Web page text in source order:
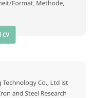
Format, Methode,
CV
Technology Co., Ltd ist
and Steel Research